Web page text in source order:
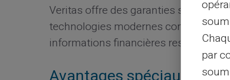
Veritas offre des garanties
technologies modernes comme le
informations financières restent
par